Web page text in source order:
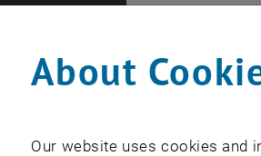
Gibt es
About
Our website uses cookies and